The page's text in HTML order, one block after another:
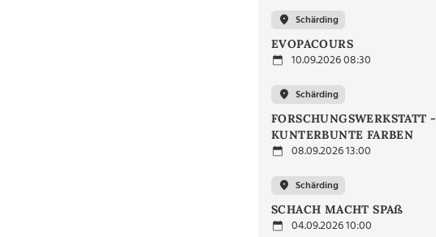
Schärding
EVOPACOURS
10.09.2026 08:30
Schärding
FORSCHUNGSWERKSTATT -
KUNTERBUNTE FARBEN
08.09.2026 13:00
Schärding
SCHACH MACHT SPAß
04.09.2026 10:00